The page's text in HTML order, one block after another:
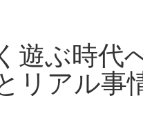
遊ぶ時代
リアル事